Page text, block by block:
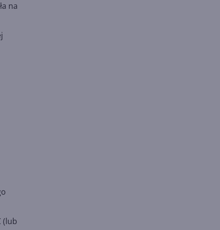
na
(lub